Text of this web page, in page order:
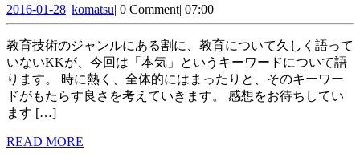
回
本
気
と
2016-01-282016-
01-
| komatsukomatsu
| 0 Comment| 07:00
教育技術のジャンルにある割に、教育について久しく語って
いないKKが、今回は「本気」というキーワードについて語
ります。 時に熱く、全体的にはまったりと、そのキーワー
ドがもたらす良さを考えていきます。 感想をお待ちしてい
ます […]
READ MORE